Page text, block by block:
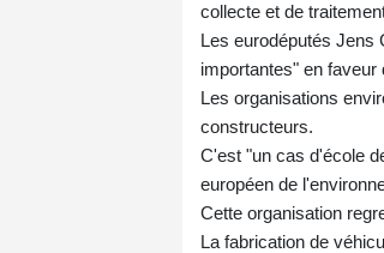
collecte et de
Les eurodéputés Jens
importantes" en
Les organisations
constructeurs.
C'est "un cas d'école
européen de
Cette organisation
La fabrication de